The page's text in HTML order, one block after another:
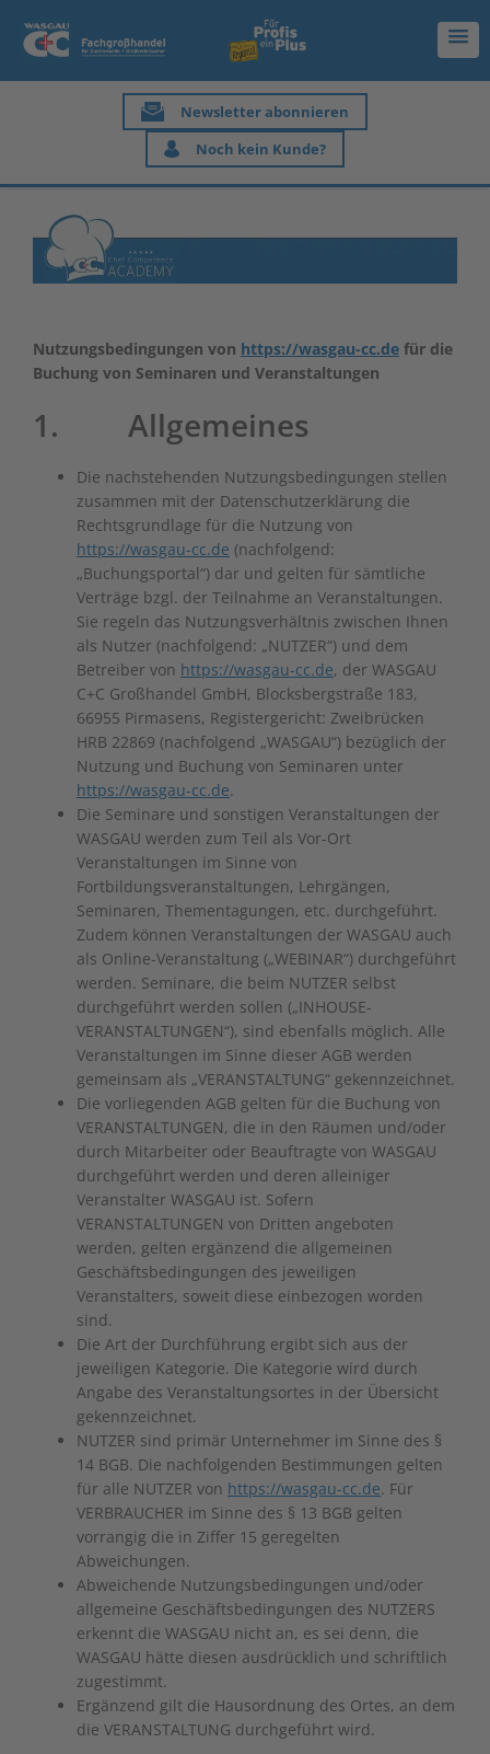
Newsletter abonnieren
Noch kein Kunde?
Nutzungsbedingungen von https://wasgau-cc.de für die
Buchung von Seminaren und Veranstaltungen
1. Allgemeines
Die nachstehenden Nutzungsbedingungen stellen
zusammen mit der Datenschutzerklärung die
Rechtsgrundlage für die Nutzung von
https://wasgau-cc.de (nachfolgend:
„Buchungsportal“) dar und gelten für sämtliche
Verträge bzgl. der Teilnahme an Veranstaltungen.
Sie regeln das Nutzungsverhältnis zwischen Ihnen
als Nutzer (nachfolgend: „NUTZER“) und dem
Betreiber von https://wasgau-cc.de, der WASGAU
C+C Großhandel GmbH, Blocksbergstraße 183,
66955 Pirmasens, Registergericht: Zweibrücken
HRB 22869 (nachfolgend „WASGAU“) bezüglich der
Nutzung und Buchung von Seminaren unter
https://wasgau-cc.de.
Die Seminare und sonstigen Veranstaltungen der
WASGAU werden zum Teil als Vor-Ort
Veranstaltungen im Sinne von
Fortbildungsveranstaltungen, Lehrgängen,
Seminaren, Thementagungen, etc. durchgeführt.
Zudem können Veranstaltungen der WASGAU auch
als Online-Veranstaltung („WEBINAR“) durchgeführt
werden. Seminare, die beim NUTZER selbst
durchgeführt werden sollen („INHOUSE-
VERANSTALTUNGEN“), sind ebenfalls möglich. Alle
Veranstaltungen im Sinne dieser AGB werden
gemeinsam als „VERANSTALTUNG“ gekennzeichnet.
Die vorliegenden AGB gelten für die Buchung von
VERANSTALTUNGEN, die in den Räumen und/oder
durch Mitarbeiter oder Beauftragte von WASGAU
durchgeführt werden und deren alleiniger
Veranstalter WASGAU ist. Sofern
VERANSTALTUNGEN von Dritten angeboten
werden, gelten ergänzend die allgemeinen
Geschäftsbedingungen des jeweiligen
Veranstalters, soweit diese einbezogen worden
sind.
Die Art der Durchführung ergibt sich aus der
jeweiligen Kategorie. Die Kategorie wird durch
Angabe des Veranstaltungsortes in der Übersicht
gekennzeichnet.
NUTZER sind primär Unternehmer im Sinne des §
14 BGB. Die nachfolgenden Bestimmungen gelten
für alle NUTZER von https://wasgau-cc.de. Für
VERBRAUCHER im Sinne des § 13 BGB gelten
vorrangig die in Ziffer ‎15 geregelten
Abweichungen.
Abweichende Nutzungsbedingungen und/oder
allgemeine Geschäftsbedingungen des NUTZERS
erkennt die WASGAU nicht an, es sei denn, die
WASGAU hätte diesen ausdrücklich und schriftlich
zugestimmt.
Ergänzend gilt die Hausordnung des Ortes, an dem
die VERANSTALTUNG durchgeführt wird.